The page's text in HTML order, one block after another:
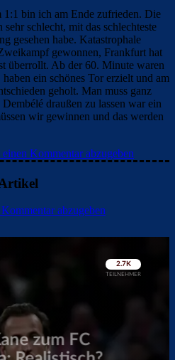
1:1 bin ich am Ende zufrieden. Die
schlecht, mit das schlechteste
gesehen habe. Katastrophale
gewonnen, Frankfurt hat
überrollt. Ab der 60. Minute waren
ein schönes Tor erzielt und am
geholt. Man muss ganz
draußen zu lassen war ein
wir gewinnen und das werden
Kommentar abzugeben
abzugeben
Überspringen